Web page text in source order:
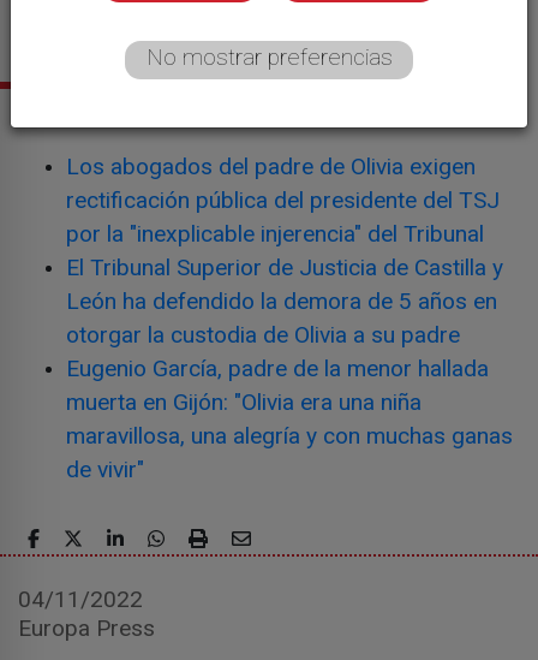
Los abogados del padre de Olivia exigen
rectificación pública del presidente del TSJ
por la "inexplicable injerencia" del Tribunal
El Tribunal Superior de Justicia de Castilla y
León ha defendido la demora de 5 años en
otorgar la custodia de Olivia a su padre
Eugenio García, padre de la menor hallada
muerta en Gijón: "Olivia era una niña
maravillosa, una alegría y con muchas ganas
de vivir"
04/11/2022
Europa Press
No mostrar preferencias